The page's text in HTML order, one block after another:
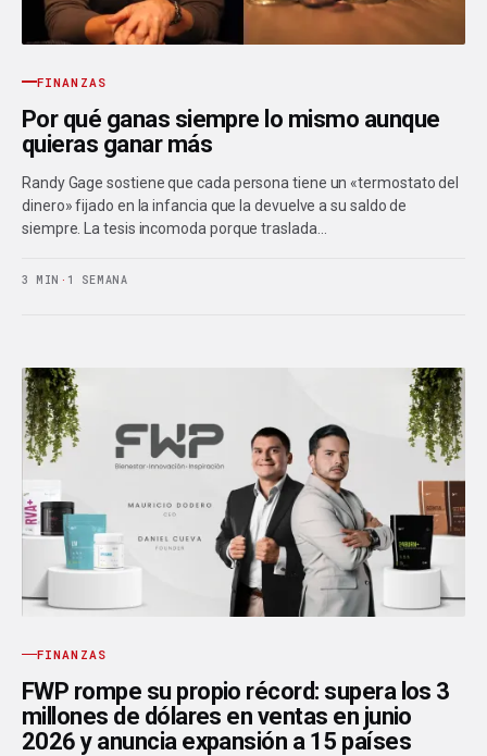
FINANZAS
Por qué ganas siempre lo mismo aunque
quieras ganar más
Randy Gage sostiene que cada persona tiene un «termostato del
dinero» fijado en la infancia que la devuelve a su saldo de
siempre. La tesis incomoda porque traslada…
3 MIN · 1 SEMANA
FINANZAS
FWP rompe su propio récord: supera los 3
millones de dólares en ventas en junio
2026 y anuncia expansión a 15 países